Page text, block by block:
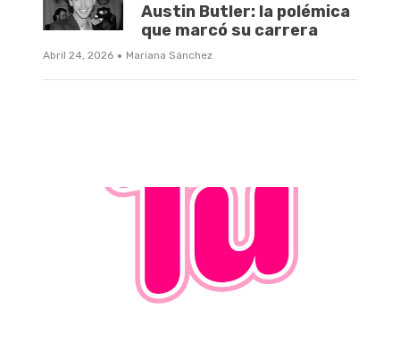
Austin Butler: la polémica
que marcó su carrera
Abril 24, 2026 · Mariana Sánchez